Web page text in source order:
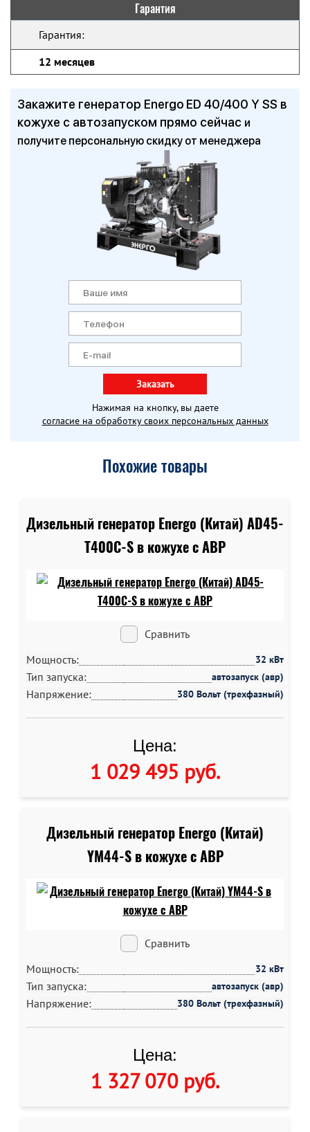
Гарантия
Гарантия:
12 месяцев
Закажите генератор Energo ED 40/400 Y SS в
кожухе с автозапуском прямо сейчас и
получите персональную скидку от менеджера
Заказать
Нажимая на кнопку, вы даете
согласие на обработку своих персональных данных
Похожие товары
Дизельный генератор Energo (Китай) AD45-
T400C-S в кожухе c АВР
Сравнить
Мощность:
32 кВт
Тип запуска: автозапуск (авр)
Напряжение: 380 Вольт (трехфазный)
Цена:
1 029 495 руб.
Дизельный генератор Energo (Китай)
YM44-S в кожухе c АВР
Сравнить
Мощность:
32 кВт
Тип запуска: автозапуск (авр)
Напряжение: 380 Вольт (трехфазный)
Цена:
1 327 070 руб.